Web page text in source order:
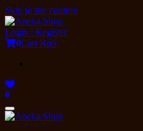
Skip to the content
Login / Register
0Cart Rp0
0
Toggle
navigation